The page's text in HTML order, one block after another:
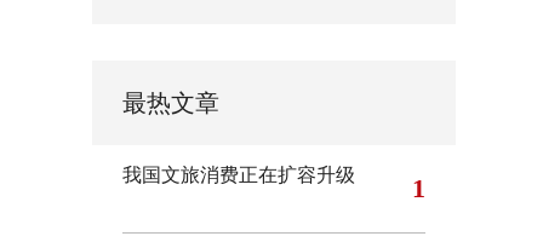
最热文章
我国文旅消费正在扩容升级 1